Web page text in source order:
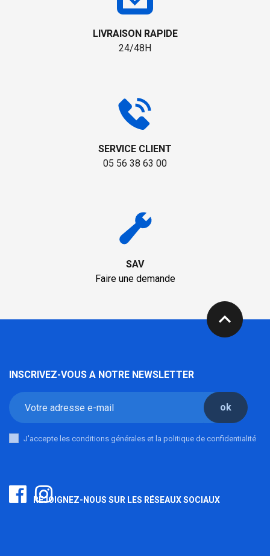
LIVRAISON RAPIDE
24/48H
SERVICE CLIENT
05 56 38 63 00
SAV
Faire une demande
expand_less
INSCRIVEZ-VOUS A NOTRE NEWSLETTER
ok
J'accepte les conditions générales et la politique de confidentialité
REJOIGNEZ-NOUS SUR LES RÉSEAUX SOCIAUX